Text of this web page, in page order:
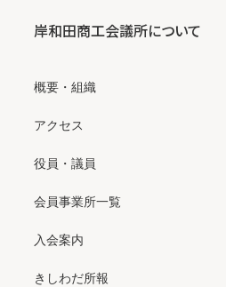
岸和田商工会議所について
概要・組織
アクセス
役員・議員
会員事業所一覧
入会案内
きしわだ所報